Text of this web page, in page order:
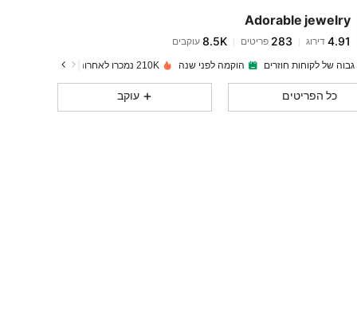
Adorable jewelry
4.91 דירוג 283
l***a שילם לפני יום אחד
גבוה של לקוחות חוזרים הוקמה לפני שנה 210K נמכרו לאחרונה
כל הפריטים עוקב